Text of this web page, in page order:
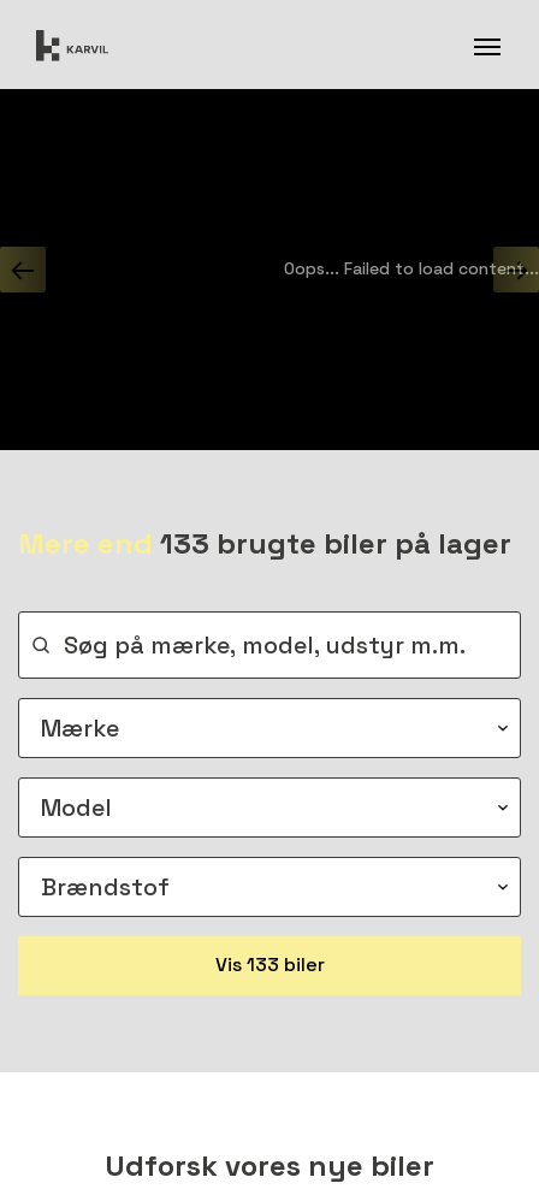
Oops... Failed to load content...
Mere end 133 brugte biler på lager
Vis133 biler
Udforsk vores nye biler